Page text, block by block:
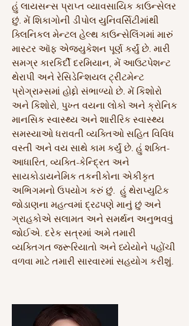
હું લાયસન્સ પ્રાપ્ત વ્યાવસાયિક કાઉન્સેલર
છું. મેં શિકાગોની ડીપોલ યુનિવર્સિટીમાંથી
ક્લિનિકલ મેન્ટલ હેલ્થ કાઉન્સેલિંગમાં મારું
માસ્ટર ઑફ એજ્યુકેશન પૂર્ણ કર્યું છે. મારી
સમગ્ર કારકિર્દી દરમિયાન, મેં આઉટપેશન્ટ
થેરાપી અને રેસિડેન્શિયલ ટ્રીટમેન્ટ
પ્રોગ્રામ્સમાં હોદ્દો સંભાળ્યો છે. મેં કિશોરો
અને કિશોરો, પુખ્ત વયના લોકો અને ક્રોનિક
માનસિક સ્વાસ્થ્ય અને શારીરિક સ્વાસ્થ્ય
સમસ્યાઓ ધરાવતી વ્યક્તિઓ સહિત વિવિધ
વસ્તી અને વય સાથે કામ કર્યું છે. હું શક્તિ-
આધારિત, વ્યક્તિ-કેન્દ્રિત અને
સાયકોડાયનેમિક તકનીકોના એકીકૃત
અભિગમનો ઉપયોગ કરું છું. હું થેરાપ્યુટિક
જોડાણના મહત્વમાં દ્રઢપણે માનું છું અને
ગ્રાહકોએ સલામત અને સમર્થન અનુભવવું
જોઈએ. દરેક સત્રમાં અમે તમારી
વ્યક્તિગત જરૂરિયાતો અને ધ્યેયોને પહોંચી
વળવા માટે તમારી સારવારમાં સહયોગ કરીશું.